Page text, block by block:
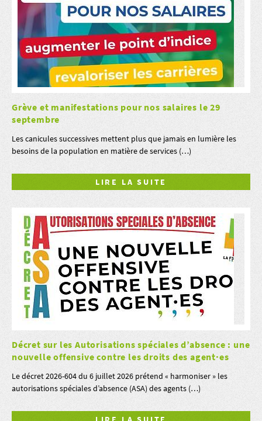
Grève et manifestations pour nos salaires le 29
septembre
Les canicules successives mettent plus que jamais en lumière les
besoins de la population en matière de services (…)
LIRE LA SUITE
Décret sur les Autorisations spéciales d’absence : une
nouvelle offensive contre les droits des agent·es
Le décret 2026-604 du 6 juillet 2026 prétend « harmoniser » les
autorisations spéciales d’absence (ASA) des agents (…)